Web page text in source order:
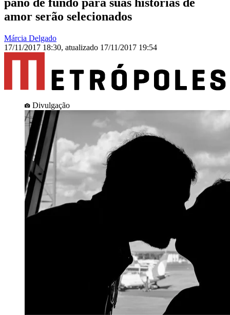
pano de fundo para suas histórias de
amor serão selecionados
Márcia Delgado
17/11/2017 18:30, atualizado 17/11/2017 19:54
Divulgação